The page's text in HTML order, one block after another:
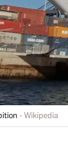
Wikipedia